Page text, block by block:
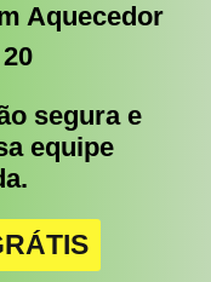
Aquecedor
segura e
equipe